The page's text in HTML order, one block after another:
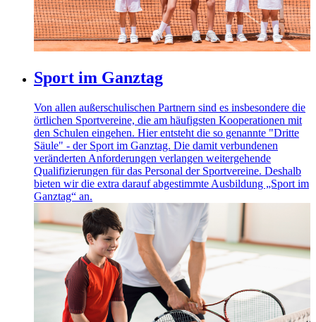
Sport im Ganztag
Von allen außerschulischen Partnern sind es insbesondere die
örtlichen Sportvereine, die am häufigsten Kooperationen mit
den Schulen eingehen. Hier entsteht die so genannte "Dritte
Säule" - der Sport im Ganztag. Die damit verbundenen
veränderten Anforderungen verlangen weitergehende
Qualifizierungen für das Personal der Sportvereine. Deshalb
bieten wir die extra darauf abgestimmte Ausbildung „Sport im
Ganztag“ an.